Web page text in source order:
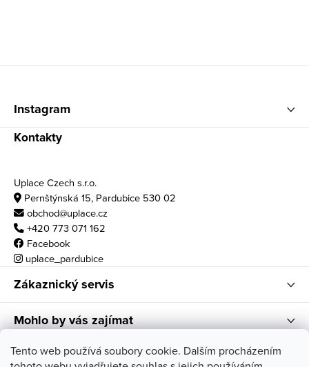
Tento web používá soubory cookie. Dalším procházením
Instagram
Kontakty
Uplace Czech s.r.o.
Pernštýnská 15, Pardubice 530 02
obchod@uplace.cz
+420 773 071 162
Facebook
uplace_pardubice
Zákaznický servis
Mohlo by vás zajímat
Otvírací doba